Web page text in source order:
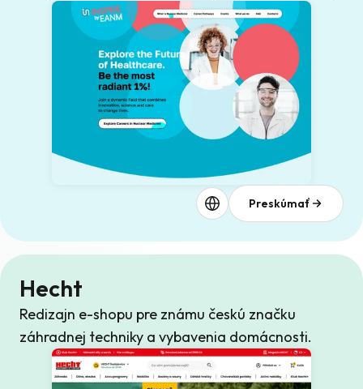
Preskúmať
Hecht
Redizajn e-shopu pre známu českú značku
záhradnej techniky a vybavenia domácnosti.